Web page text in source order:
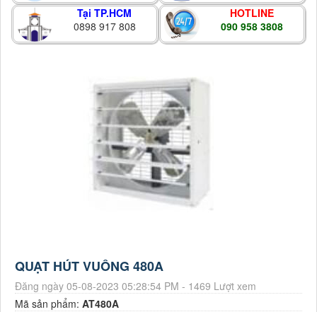
Tại TP.HCM
0898 917 808
HOTLINE
090 958 3808
QUẠT HÚT VUÔNG 480A
Đăng ngày 05-08-2023 05:28:54 PM - 1469 Lượt xem
Mã sản phẩm: AT480A